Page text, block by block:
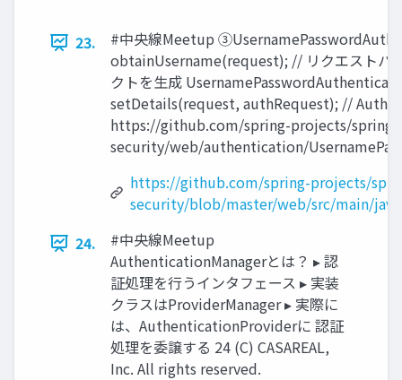
23.
#中央線Meetup
obtainUsername(request); // リクエストパ
クトを⽣成
setDetails(request, authRequest); //
https://github.com/spring-projects/
security/web/authentication/
https://github.com/spring-projects/
security/blob/master/web/src/main/
24.
#中央線Meetup
AuthenticationManagerとは？ ▸ 認
証処理を⾏うインタフェース ▸ 実装
クラスはProviderManager ▸ 実際に
は、AuthenticationProviderに 認証
処理を委譲する 24 (C) CASAREAL,
Inc. All rights reserved.